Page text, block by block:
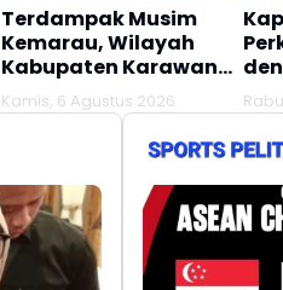
Terdampak Musim
Kemarau, Wilayah
Kabupaten Karawang
Kekeringan Makin
Meluas
Kamis, 6 Agustus 2026